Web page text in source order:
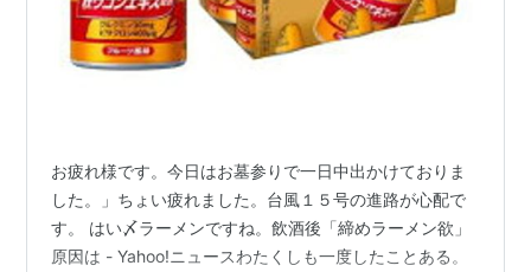
お疲れ様です。今日はお墓参りで一日中出かけておりま
した。」ちょい疲れました。台風１５号の進路が心配で
す。 はい〆ラーメンですね。飲酒後「締めラーメン欲」
原因は - Yahoo!ニュースわたくしも一度したことある。